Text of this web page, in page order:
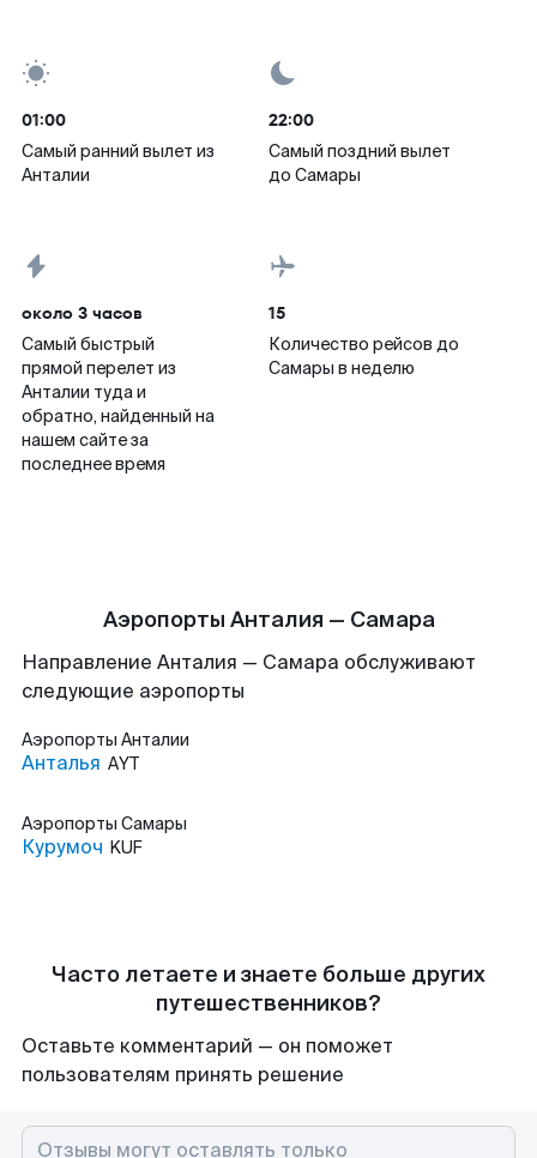
01:00
Самый ранний вылет из
Анталии
22:00
Самый поздний вылет
до Самары
около 3 часов
Самый быстрый
прямой перелет из
Анталии туда и
обратно, найденный на
нашем сайте за
последнее время
15
Количество рейсов до
Самары в неделю
Аэропорты Анталия — Самара
Направление Анталия — Самара обслуживают
следующие аэропорты
Аэропорты Анталии
Анталья AYT
Аэропорты Самары
Курумоч KUF
Часто летаете и знаете больше других
путешественников?
Оставьте комментарий — он поможет
пользователям принять решение